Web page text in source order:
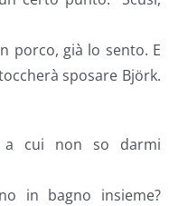
porco, già lo sento. E
sposare Björk.
a cui non so darmi
in bagno insieme?